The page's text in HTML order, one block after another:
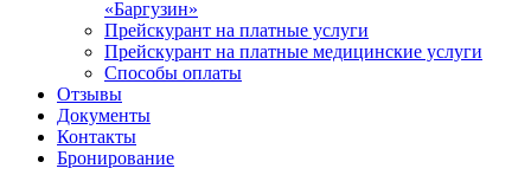
«Баргузин»
Прейскурант на платные услуги
Прейскурант на платные медицинские услуги
Способы оплаты
Отзывы
Документы
Контакты
Бронирование